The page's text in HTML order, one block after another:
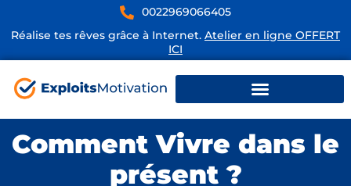
0022969066405
Réalise tes rêves grâce à Internet. Atelier en ligne OFFERT
ICI
Comment Vivre dans le
présent ?